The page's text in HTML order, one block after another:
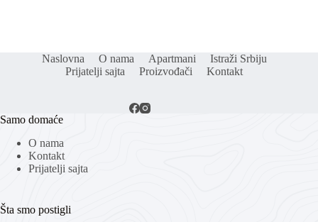
Naslovna O nama Apartmani
Istraži Srbiju
Prijatelji sajta
Proizvođači Kontakt
Samo domaće
O nama
Kontakt
Prijatelji sajta
Šta smo postigli